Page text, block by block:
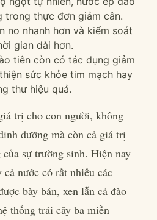
trong thực đơn giảm cân.
no nhanh hơn và kiểm soát
gian dài hơn.
tiên còn có tác dụng giảm
sức khỏe tim mạch hay
thư hiệu quả.
trị cho con người, không
dưỡng mà còn cả giá trị
sự trường sinh. Hiện nay
nước có rất nhiều các
bày bán, xen lẫn cả đào
thống trái cây ba miền